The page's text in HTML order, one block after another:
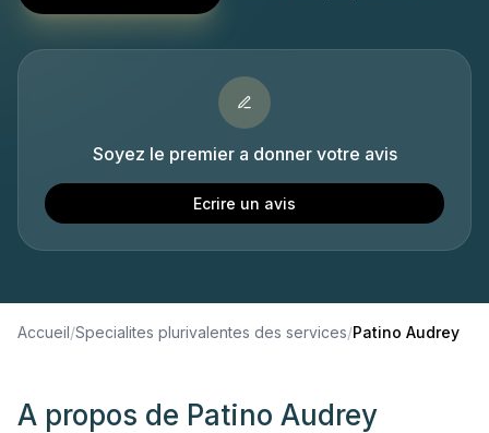
Soyez le premier a donner votre avis
Ecrire un avis
Accueil/Specialites plurivalentes des services/Patino Audrey
A propos de Patino Audrey